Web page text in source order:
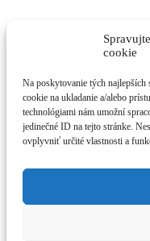
cookie
Na poskytovanie tých najlepších
cookie na ukladanie a/alebo
technológiami nám umožní
jedinečné ID na tejto stránke.
ovplyvniť určité vlastnosti a